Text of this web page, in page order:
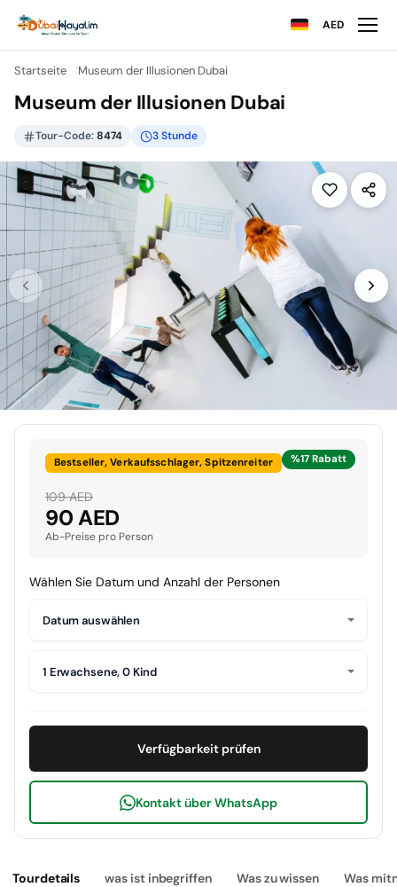
AED
Startseite Museum der Illusionen Dubai
Museum der Illusionen Dubai
Tour-Code:8474 3 Stunde
Tourdetails was ist inbegriffen Was zu wissen Was
%17 Rabatt
Bestseller, Verkaufsschlager, Spitzenreiter
109 AED
90 AED
Ab-Preise pro Person
Wählen Sie Datum und Anzahl der Personen
Datum auswählen
1 Erwachsene, 0 Kind
Verfügbarkeit prüfen
Kontakt über WhatsApp